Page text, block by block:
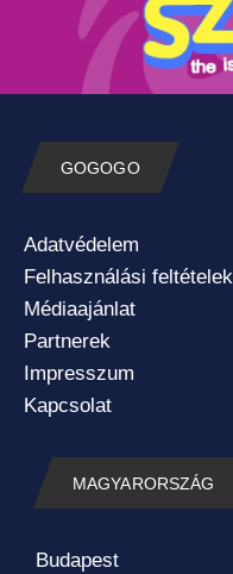
GOGOGO
Adatvédelem
Felhasználási feltételek
Médiaajánlat
Partnerek
Impresszum
Kapcsolat
MAGYARORSZÁG
Budapest